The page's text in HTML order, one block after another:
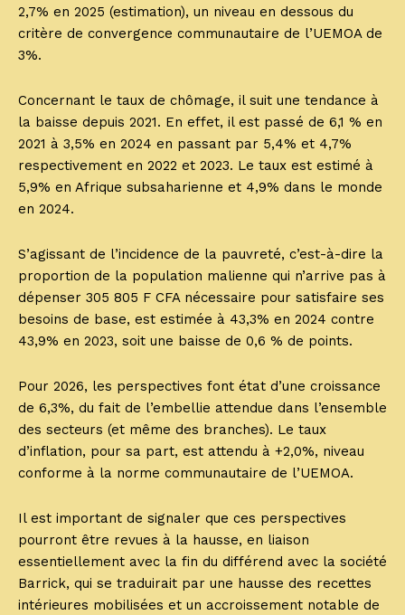
2,7% en 2025 (estimation), un niveau en dessous du
critère de convergence communautaire de l’UEMOA de
3%.
Concernant le taux de chômage, il suit une tendance à
la baisse depuis 2021. En effet, il est passé de 6,1 % en
2021 à 3,5% en 2024 en passant par 5,4% et 4,7%
respectivement en 2022 et 2023. Le taux est estimé à
5,9% en Afrique subsaharienne et 4,9% dans le monde
en 2024.
S’agissant de l’incidence de la pauvreté, c’est-à-dire la
proportion de la population malienne qui n’arrive pas à
dépenser 305 805 F CFA nécessaire pour satisfaire ses
besoins de base, est estimée à 43,3% en 2024 contre
43,9% en 2023, soit une baisse de 0,6 % de points.
Pour 2026, les perspectives font état d’une croissance
de 6,3%, du fait de l’embellie attendue dans l’ensemble
des secteurs (et même des branches). Le taux
d’inflation, pour sa part, est attendu à +2,0%, niveau
conforme à la norme communautaire de l’UEMOA.
Il est important de signaler que ces perspectives
pourront être revues à la hausse, en liaison
essentiellement avec la fin du différend avec la société
Barrick, qui se traduirait par une hausse des recettes
intérieures mobilisées et un accroissement notable de